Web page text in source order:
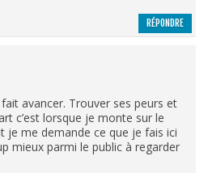
RÉPONDRE
avancer. Trouver ses peurs et
c’est lorsque je monte sur le
je me demande ce que je fais ici
mieux parmi le public à regarder